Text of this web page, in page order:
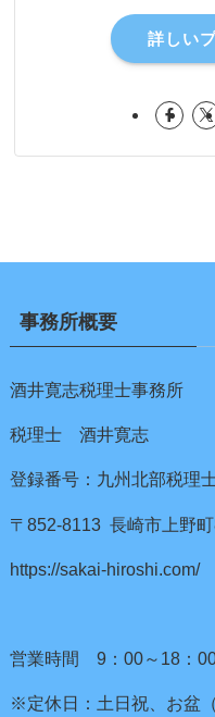
詳しい
事務所概要
酒井寛志税理士事務所
税理士 酒井寛志
登録番号：九州北部税理
〒852-8113 長崎市上野
https://sakai-hiroshi.com/
営業時間 9：00～18：
※定休日：土日祝、お盆